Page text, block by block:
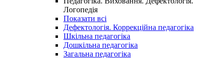
Логопедія
Показати всі
Дефектологія. Коррекційна педагогіка
Шкільна педагогіка
Дошкільна педагогіка
Загальна педагогіка